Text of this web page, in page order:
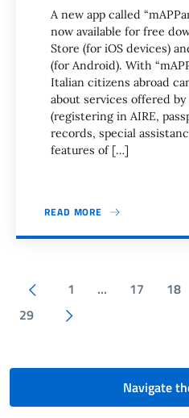
A new app called
now available for free
Store (for iOS devices)
(for Android). With
Italian citizens abroad
about services offered
(registering in AIRE,
records, special
features of […]
READ MORE
Pagination
Previous page
1 … 17 18
29
Navigate